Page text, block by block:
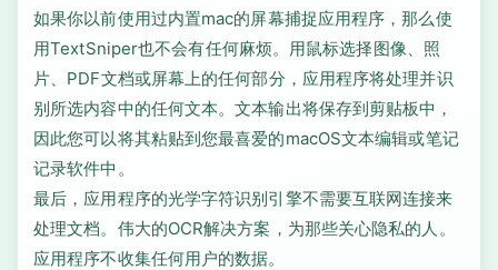
如果你以前使用过内置mac的屏幕捕捉应用程序，那么使
用TextSniper也不会有任何麻烦。用鼠标选择图像、照
片、PDF文档或屏幕上的任何部分，应用程序将处理并识
别所选内容中的任何文本。文本输出将保存到剪贴板中，
因此您可以将其粘贴到您最喜爱的macOS文本编辑或笔记
记录软件中。
最后，应用程序的光学字符识别引擎不需要互联网连接来
处理文档。伟大的OCR解决方案，为那些关心隐私的人。
应用程序不收集任何用户的数据。